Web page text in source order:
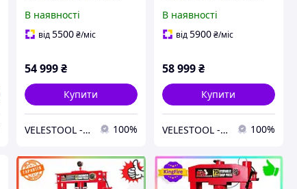
В наявності
від5500 ₴/міс
54 999 ₴
Купити
VELESTOOL - інтернет-магазин інструментів та обладнання 100%
В наявності
від5900₴/міс
58 999₴
Купити
VELESTOOL - інтернет-магазин інструментів та обладнання 100%